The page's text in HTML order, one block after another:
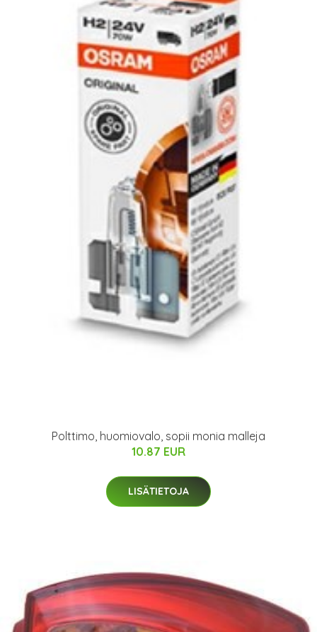
Polttimo, huomiovalo, sopii monia malleja
10.87 EUR
LISÄTIETOJA